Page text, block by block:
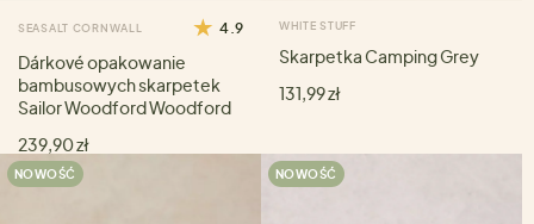
SEASALT CORNWALL 4.9
Dárkové opakowanie
bambusowych skarpetek
Sailor Woodford Woodford
239,90 zł
WHITE STUFF
Skarpetka Camping Grey
131,99 zł
NOWOŚĆ NOWOŚĆ